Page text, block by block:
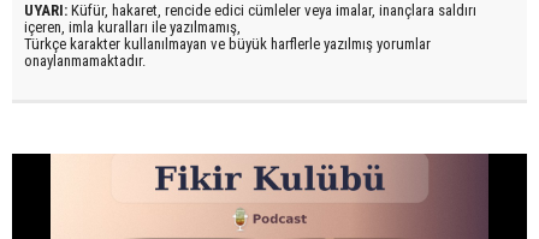
UYARI: Küfür, hakaret, rencide edici cümleler veya imalar, inançlara saldırı
içeren, imla kuralları ile yazılmamış,
Türkçe karakter kullanılmayan ve büyük harflerle yazılmış yorumlar
onaylanmamaktadır.